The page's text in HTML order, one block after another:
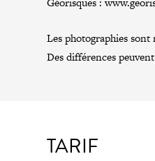
Les photographies
Des différences
TARIF